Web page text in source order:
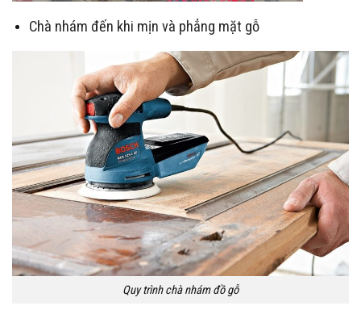
Chà nhám đến khi mịn và phẳng mặt gỗ
Quy trình chà nhám đồ gỗ